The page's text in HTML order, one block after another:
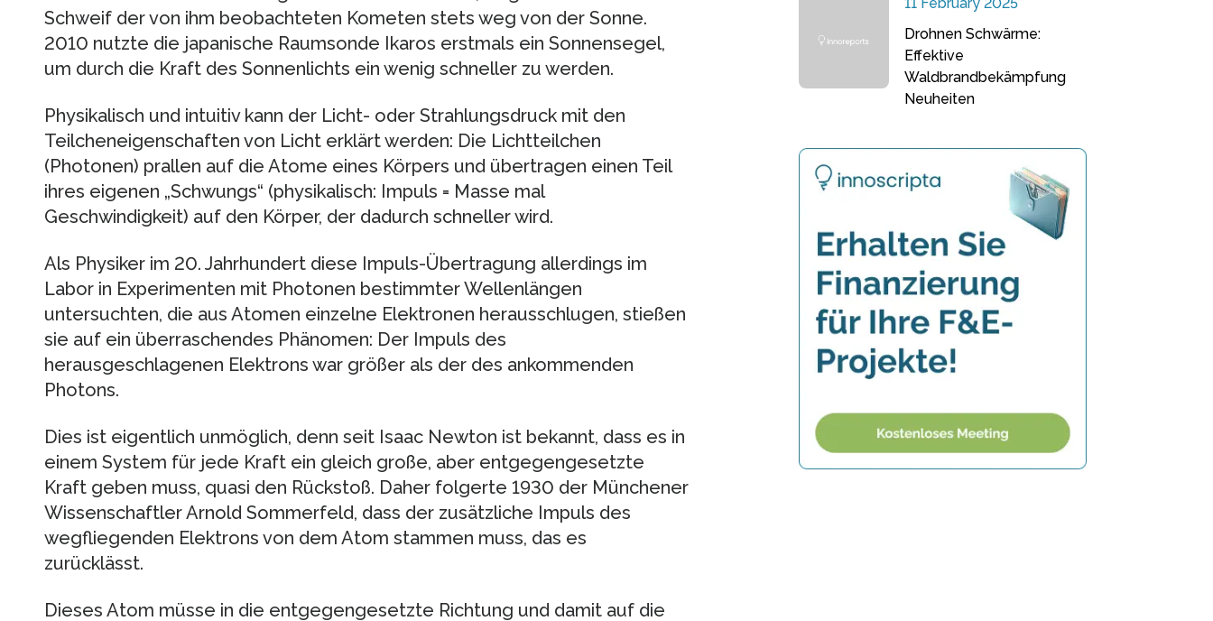
Schweif der von ihm beobachteten Kometen stets weg von der Sonne.
2010 nutzte die japanische Raumsonde Ikaros erstmals ein Sonnensegel,
um durch die Kraft des Sonnenlichts ein wenig schneller zu werden.
Physikalisch und intuitiv kann der Licht- oder Strahlungsdruck mit den
Teilcheneigenschaften von Licht erklärt werden: Die Lichtteilchen
(Photonen) prallen auf die Atome eines Körpers und übertragen einen Teil
ihres eigenen „Schwungs“ (physikalisch: Impuls = Masse mal
Geschwindigkeit) auf den Körper, der dadurch schneller wird.
Als Physiker im 20. Jahrhundert diese Impuls-Übertragung allerdings im
Labor in Experimenten mit Photonen bestimmter Wellenlängen
untersuchten, die aus Atomen einzelne Elektronen herausschlugen, stießen
sie auf ein überraschendes Phänomen: Der Impuls des
herausgeschlagenen Elektrons war größer als der des ankommenden
Photons.
Dies ist eigentlich unmöglich, denn seit Isaac Newton ist bekannt, dass es in
einem System für jede Kraft ein gleich große, aber entgegengesetzte
Kraft geben muss, quasi den Rückstoß. Daher folgerte 1930 der Münchener
Wissenschaftler Arnold Sommerfeld, dass der zusätzliche Impuls des
wegfliegenden Elektrons von dem Atom stammen muss, das es
zurücklässt.
Dieses Atom müsse in die entgegengesetzte Richtung und damit auf die
Drohnen Schwärme:
Effektive
Waldbrandbekämpfung
Neuheiten